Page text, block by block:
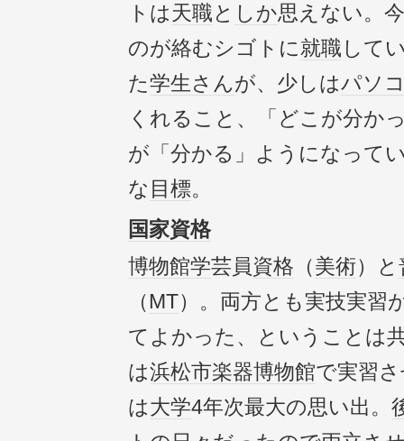
トは天職と しか思えない。
のが絡むシゴトに就職 して
た学生さんが、少しはパソ
くれること、「どこが分か
が「分かる」ようになって
な 目標。
国家資格
博物館学芸員資格 （美術）と
（MT）。両方とも実技実習
てよかった、ということは
は浜松市楽器博物館で実習
は大学4年次最大の思い出。